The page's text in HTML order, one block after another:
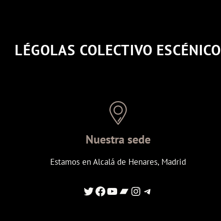
LÉGOLAS COLECTIVO ESCÉNICO
Nuestra sede
Estamos en Alcalá de Henares, Madrid
Enlace al Twitter de Legolas
Enlace a Facebook de Legolas
Enlace al canal de youtube de Legolas
Enlace al canal de Ivoox de Legolas
Enlace al instagram de Legolas
Enlace al canal de telegram de Legolas